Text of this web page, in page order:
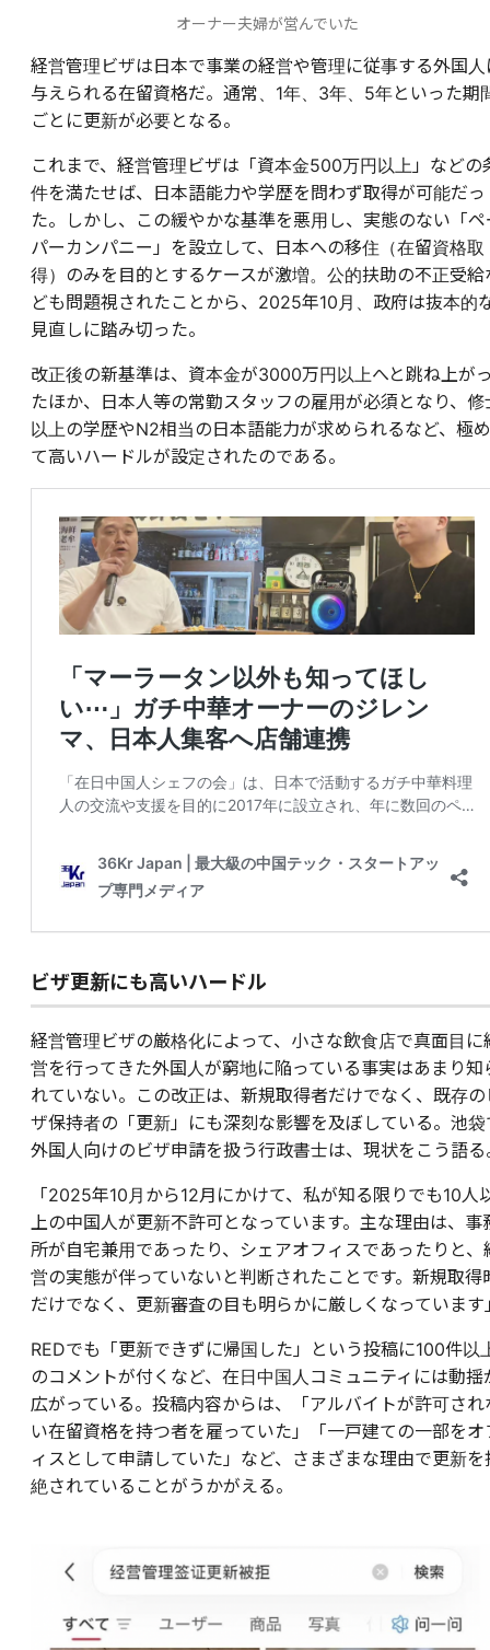
オーナー夫婦が営んでいた
経営管理ビザは日本で事業の経営や管理に従事する外国人
与えられる在留資格だ。通常、1年、3年、5年といった期
ごとに更新が必要となる。
これまで、経営管理ビザは「資本金500万円以上」などの
件を満たせば、日本語能力や学歴を問わず取得が可能だっ
た。しかし、この緩やかな基準を悪用し、実態のない「ペ
パーカンパニー」を設立して、日本への移住（在留資格取
得）のみを目的とするケースが激増。公的扶助の不正受給
ども問題視されたことから、2025年10月、政府は抜本的
見直しに踏み切った。
改正後の新基準は、資本金が3000万円以上へと跳ね上が
たほか、日本人等の常勤スタッフの雇用が必須となり、修
以上の学歴やN2相当の日本語能力が求められるなど、極め
て高いハードルが設定されたのである。
ビザ更新にも高いハードル
経営管理ビザの厳格化によって、小さな飲食店で真面目に
営を行ってきた外国人が窮地に陥っている事実はあまり知
れていない。この改正は、新規取得者だけでなく、既存の
ザ保持者の「更新」にも深刻な影響を及ぼしている。池袋
外国人向けのビザ申請を扱う行政書士は、現状をこう語る
「2025年10月から12月にかけて、私が知る限りでも10人
上の中国人が更新不許可となっています。主な理由は、事
所が自宅兼用であったり、シェアオフィスであったりと、
営の実態が伴っていないと判断されたことです。新規取得
だけでなく、更新審査の目も明らかに厳しくなっています
REDでも「更新できずに帰国した」という投稿に100件以
のコメントが付くなど、在日中国人コミュニティには動揺
広がっている。投稿内容からは、「アルバイトが許可され
い在留資格を持つ者を雇っていた」「一戸建ての一部をオ
ィスとして申請していた」など、さまざまな理由で更新を
絶されていることがうかがえる。